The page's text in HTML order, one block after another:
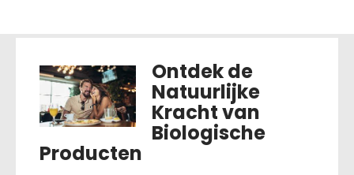
Ontdek de
Natuurlijke
Kracht van
Biologische
Producten